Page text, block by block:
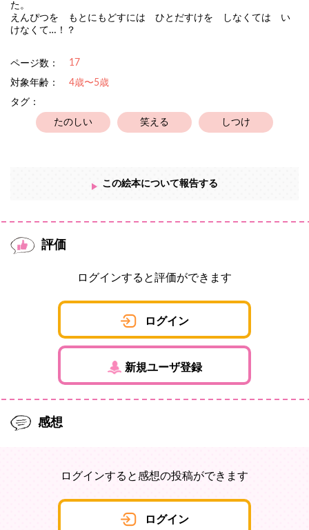
た。
えんぴつを もとにもどすには ひとだすけを しなくては い
けなくて…！？
ページ数： 17
対象年齢：
4歳〜5歳
タグ：
たのしい 笑える しつけ
この絵本について報告する
評価
ログインすると評価ができます
ログイン
新規ユーザ登録
感想
ログインすると感想の投稿ができます
ログイン